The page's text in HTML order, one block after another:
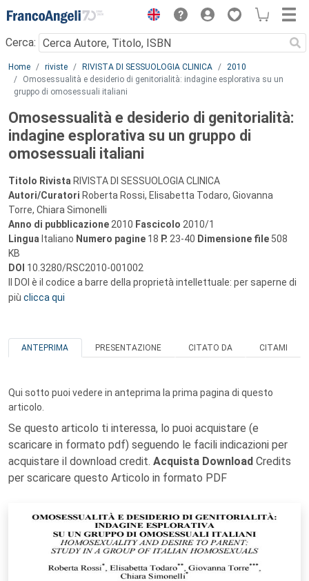
Menu
Cerca:
Main content
Home riviste RIVISTA DI SESSUOLOGIA CLINICA
2010
Omosessualità e desiderio di genitorialità: indagine esplorativa su un
gruppo di omosessuali italiani
Omosessualità e desiderio di genitorialità:
indagine esplorativa su un gruppo di
omosessuali italiani
Titolo Rivista RIVISTA DI SESSUOLOGIA CLINICA
Autori/Curatori Roberta Rossi, Elisabetta Todaro, Giovanna
Torre, Chiara Simonelli
Anno di pubblicazione 2010 Fascicolo 2010/1
Lingua Italiano Numero pagine 18 P. 23-40 Dimensione file 508
KB
DOI 10.3280/RSC2010-001002
Il DOI è il codice a barre della proprietà intellettuale: per saperne di
più clicca qui
ANTEPRIMA PRESENTAZIONE CITATO DA CITAMI
Qui sotto puoi vedere in anteprima la prima pagina di questo
articolo.
Se questo articolo ti interessa, lo puoi acquistare (e
scaricare in formato pdf) seguendo le facili indicazioni per
acquistare il download credit. Acquista Download Credits
per scaricare questo Articolo in formato PDF